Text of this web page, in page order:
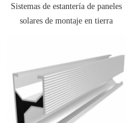
Sistemas de estantería de paneles
solares de montaje en tierra